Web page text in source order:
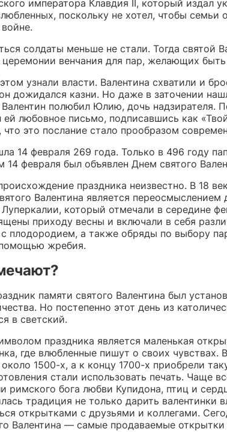
императора Клавдия II, который издал
поскольку не хотел, чтобы семьи
солдаты меньше не стали. Тогда святой
церемонии венчания для пар, желающих
узнали власти. Валентина схватили и
дожидался казни. Но даже в заточении
полюбил Юлию, дочь надзирателя.
ей любовное письмо, подписавшись как
что это послание стало прообразом
14 февраля 269 года. Только в 496 году
14 февраля был объявлен Днем святого
праздника неизвестно. В 18
Валентина является переосмыслением
который отмечали в середине
приходу весны и включали в себя
с плодородием, а также обряды по выбору
жребия.
памяти святого Валентина был
Но постепенно этот день из
в светский.
праздника является маленькая
где влюбленные пишут о своих чувствах.
1500-х, а к концу 1700-х приобрели
стали использовать печать. Чаще
римского бога любви Купидона, птиц и
традиция не только дарить валентинки
открытками с друзьями и коллегами.
Валентина — самые продаваемые